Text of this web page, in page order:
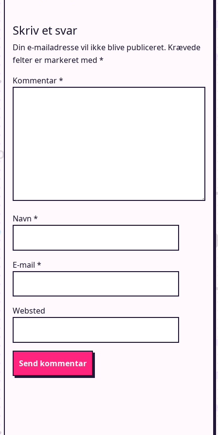
Skriv et svar
Din e-mailadresse vil ikke blive publiceret. Krævede
felter er markeret med *
Kommentar*
Navn *
E-mail *
Websted